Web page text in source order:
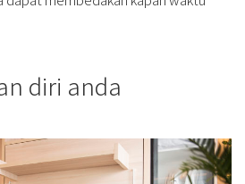
diri anda